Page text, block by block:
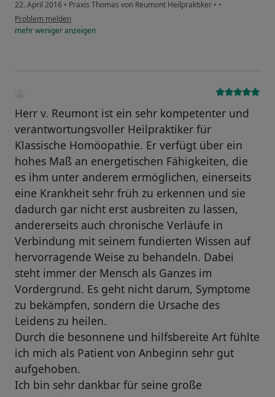
22. April 2016 • Praxis Thomas von Reumont Heilpraktiker • •
Problem melden
mehrwenigeranzeigen
Herr v. Reumont ist ein sehr kompetenter und
verantwortungsvoller Heilpraktiker für
Klassische Homöopathie. Er verfügt über ein
hohes Maß an energetischen Fähigkeiten, die
es ihm unter anderem ermöglichen, einerseits
eine Krankheit sehr früh zu erkennen und sie
dadurch gar nicht erst ausbreiten zu lassen,
andererseits auch chronische Verläufe in
Verbindung mit seinem fundierten Wissen auf
hervorragende Weise zu behandeln. Dabei
steht immer der Mensch als Ganzes im
Vordergrund. Es geht nicht darum, Symptome
zu bekämpfen, sondern die Ursache des
Leidens zu heilen.
Durch die besonnene und hilfsbereite Art fühlte
ich mich als Patient von Anbeginn sehr gut
aufgehoben.
Ich bin sehr dankbar für seine große